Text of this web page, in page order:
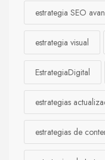
estrategia SEO
estrategia visual
EstrategiaDigital
estrategias
estrategias de